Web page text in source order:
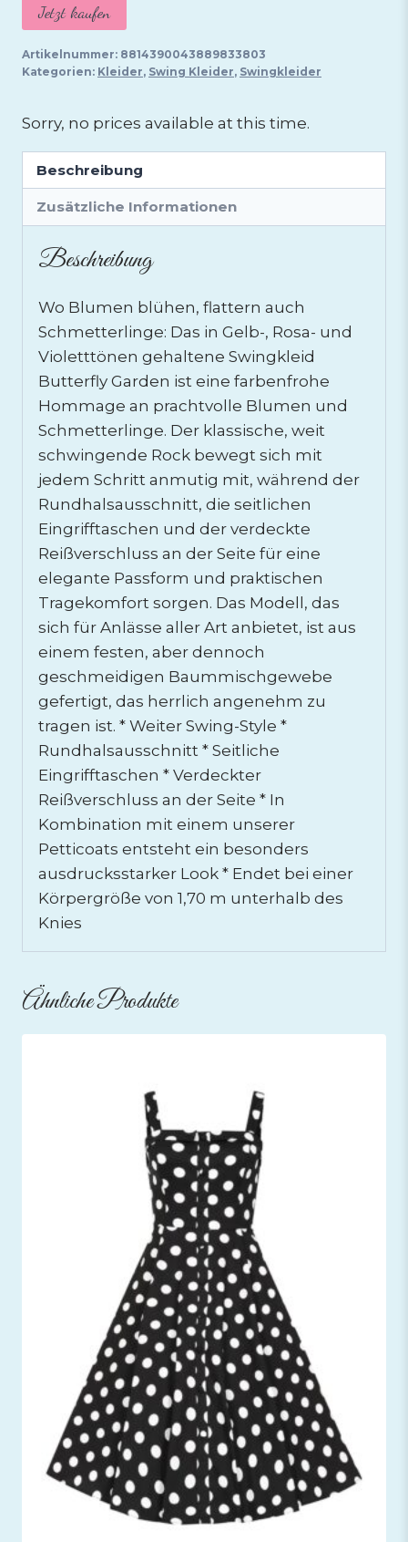
Jetzt kaufen
Artikelnummer: 8814390043889833803
Kategorien: Kleider, Swing Kleider, Swingkleider
Sorry, no prices available at this time.
Beschreibung
Zusätzliche Informationen
Beschreibung
Wo Blumen blühen, flattern auch
Schmetterlinge: Das in Gelb-, Rosa- und
Violetttönen gehaltene Swingkleid
Butterfly Garden ist eine farbenfrohe
Hommage an prachtvolle Blumen und
Schmetterlinge. Der klassische, weit
schwingende Rock bewegt sich mit
jedem Schritt anmutig mit, während der
Rundhalsausschnitt, die seitlichen
Eingrifftaschen und der verdeckte
Reißverschluss an der Seite für eine
elegante Passform und praktischen
Tragekomfort sorgen. Das Modell, das
sich für Anlässe aller Art anbietet, ist aus
einem festen, aber dennoch
geschmeidigen Baummischgewebe
gefertigt, das herrlich angenehm zu
tragen ist. * Weiter Swing-Style *
Rundhalsausschnitt * Seitliche
Eingrifftaschen * Verdeckter
Reißverschluss an der Seite * In
Kombination mit einem unserer
Petticoats entsteht ein besonders
ausdrucksstarker Look * Endet bei einer
Körpergröße von 1,70 m unterhalb des
Knies
Ähnliche Produkte